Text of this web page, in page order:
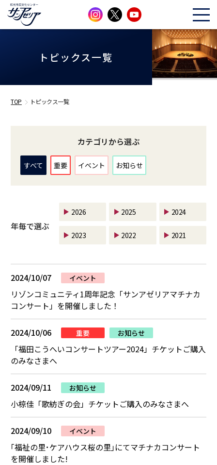
トピックス一覧
TOP トピックス一覧
カテゴリから選ぶ
すべて 重要 イベント お知らせ
年毎で選ぶ
2026 2025 2024
2023 2022 2021
2024/10/07 イベント
リゾンコミュニティ1周年記念「サンアゼリアマチナカ
コンサート」を開催しました！
2024/10/06 重要 お知らせ
「福田こうへいコンサートツアー2024」チケットご購入
のみなさまへ
2024/09/11 お知らせ
小椋佳「歌紡ぎの会」チケットご購入のみなさまへ
2024/09/10 イベント
｢福祉の里･ケアハウス桜の里｣にてマチナカコンサート
を開催しました!